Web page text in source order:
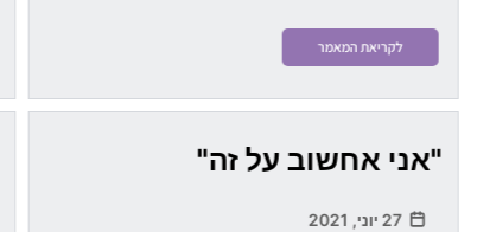
לקריאת המאמר
"אני אחשוב על זה"
27 יוני, 2021